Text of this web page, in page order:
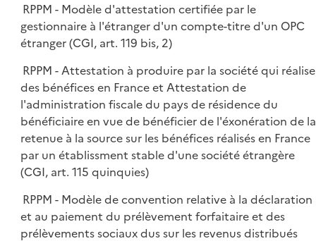
RPPM - Modèle d'attestation certifiée par le
gestionnaire à l'étranger d'un compte-titre d'un OPC
étranger (CGI, art. 119 bis, 2)
RPPM - Attestation à produire par la société qui réalise
des bénéfices en France et Attestation de
l'administration fiscale du pays de résidence du
bénéficiaire en vue de bénéficier de l'éxonération de la
retenue à la source sur les bénéfices réalisés en France
par un établissment stable d'une société étrangère
(CGI, art. 115 quinquies)
RPPM - Modèle de convention relative à la déclaration
et au paiement du prélèvement forfaitaire et des
prélèvements sociaux dus sur les revenus distribués